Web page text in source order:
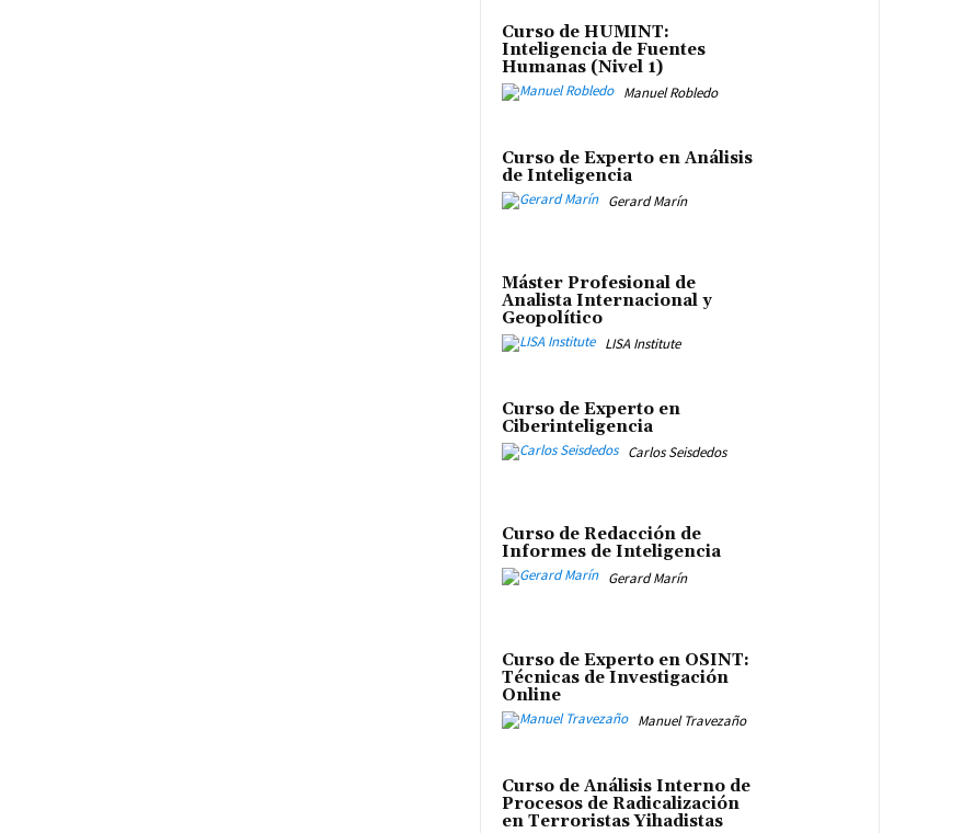
Curso de HUMINT:
Inteligencia de Fuentes
Humanas (Nivel 1)
Manuel Robledo
Curso de Experto en Análisis
de Inteligencia
Gerard Marín
Máster Profesional de
Analista Internacional y
Geopolítico
LISA Institute
Curso de Experto en
Ciberinteligencia
Carlos Seisdedos
Curso de Redacción de
Informes de Inteligencia
Gerard Marín
Curso de Experto en OSINT:
Técnicas de Investigación
Online
Manuel Travezaño
Curso de Análisis Interno de
Procesos de Radicalización
en Terroristas Yihadistas